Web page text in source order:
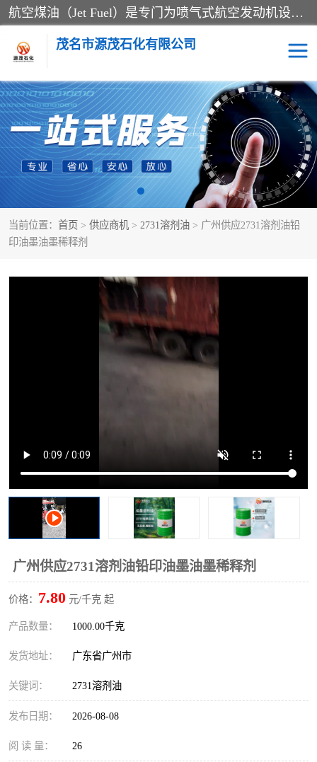
航空煤油（Jet Fuel）是专门为喷气式航空发动机设计的高纯度燃料，主要分为Jet A、Jet A-1和Jet B等类型。其特点是闪点高、低温流动性好，并添加了抗静电剂和抗氧化剂以确保飞行安全。航空煤油需
茂名市源茂石化有限公司
当前位置： 首页 > 供应商机 > 2731溶剂油 > 广州供应2731溶剂油铅
印油墨油墨稀释剂
广州供应2731溶剂油铅印油墨油墨稀释剂
价格： 7.80 元/千克 起
产品数量： 1000.00千克
发货地址： 广东省广州市
关键词： 2731溶剂油
发布日期： 2026-08-08
阅 读 量： 26
RP3航空煤油 D20+D30溶剂油
D40+D60溶剂油 D80+D100溶剂油
6号+120号溶剂油 260号溶剂油
异构烷烃 天然乳胶
26+32号化妆级白油 46+68号化妆级白油